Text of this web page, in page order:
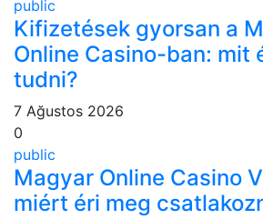
public
Kifizetések gyorsan a
Online Casino-ban: mit
tudni?
7 Ağustos 2026
0
public
Magyar Online Casino
miért éri meg